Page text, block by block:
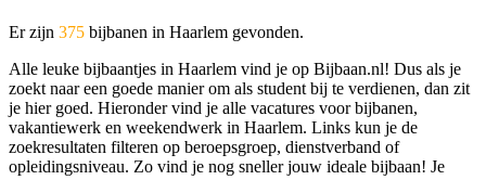
Er zijn 375 bijbanen in Haarlem gevonden.
Alle leuke bijbaantjes in Haarlem vind je op Bijbaan.nl! Dus als je
zoekt naar een goede manier om als student bij te verdienen, dan zit
je hier goed. Hieronder vind je alle vacatures voor bijbanen,
vakantiewerk en weekendwerk in Haarlem. Links kun je de
zoekresultaten filteren op beroepsgroep, dienstverband of
opleidingsniveau. Zo vind je nog sneller jouw ideale bijbaan! Je